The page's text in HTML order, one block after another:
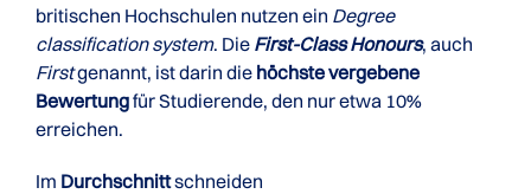
britischen Hochschulen nutzen ein Degree
classification system. Die First-Class Honours, auch
Firstgenannt, ist darin die höchste vergebene
Bewertungfür Studierende, den nur etwa 10%
erreichen.
Im Durchschnittschneiden